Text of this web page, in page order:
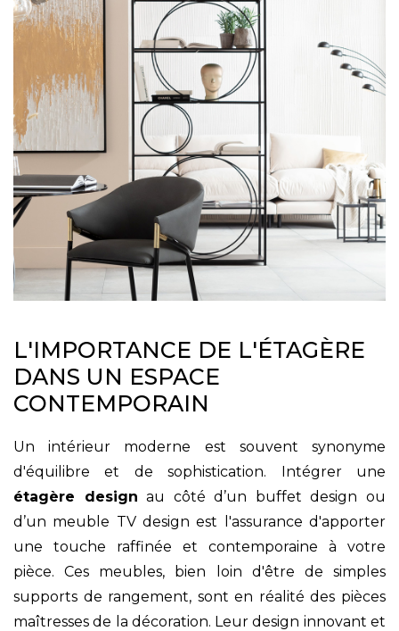
L'IMPORTANCE DE L'ÉTAGÈRE
DANS UN ESPACE
CONTEMPORAIN
Un intérieur moderne est souvent synonyme
d'équilibre et de sophistication. Intégrer une
étagère design au côté d’un buffet design ou
d’un meuble TV design est l'assurance d'apporter
une touche raffinée et contemporaine à votre
pièce. Ces meubles, bien loin d'être de simples
supports de rangement, sont en réalité des pièces
maîtresses de la décoration. Leur design innovant et